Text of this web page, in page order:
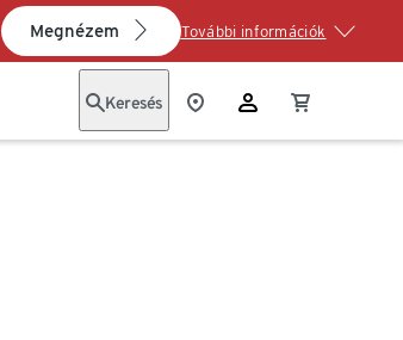
Megnézem További információk
Keresés